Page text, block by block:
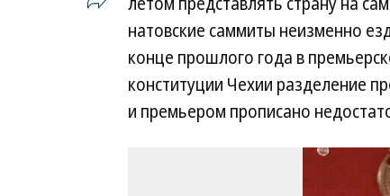
натовские саммиты неизменно
конце прошлого года в
конституции Чехии разделение
и премьером прописано